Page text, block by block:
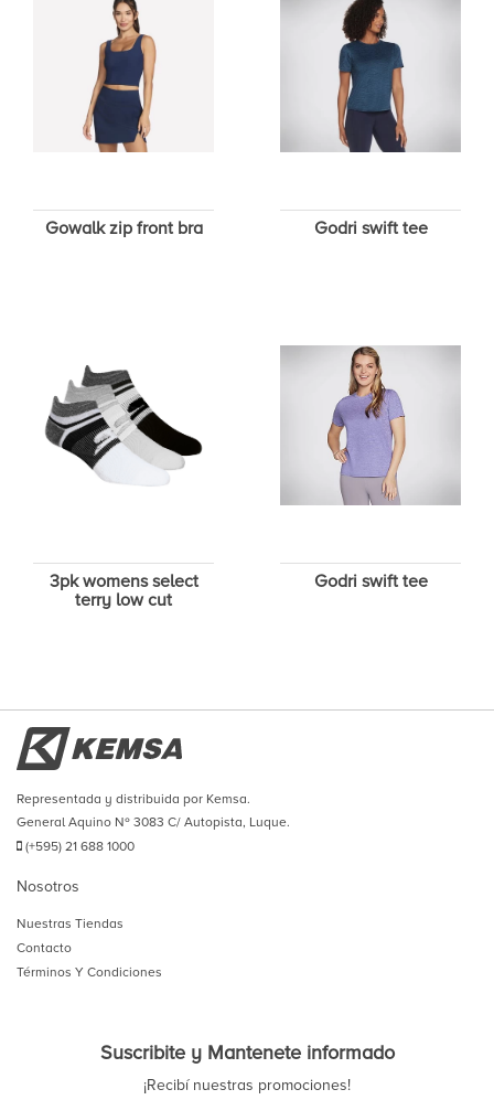
Gowalk zip front bra Godri swift tee
3pk womens select
terry low cut
Godri swift tee
Representada y distribuida por Kemsa.
General Aquino Nº 3083 C/ Autopista, Luque.
(+595) 21 688 1000
Nosotros
Nuestras Tiendas
Contacto
Términos Y Condiciones
Suscribite y Mantenete informado
¡Recibí nuestras promociones!